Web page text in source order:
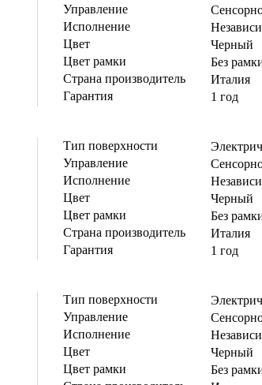
Управление
Исполнение
Цвет
Черный
Цвет рамки
Без
Страна производитель
Италия
Гарантия
1 год
Тип поверхности
Управление
Исполнение
Цвет
Черный
Цвет рамки
Без
Страна производитель
Италия
Гарантия
1 год
Тип поверхности
Управление
Исполнение
Цвет
Черный
Цвет рамки
Без